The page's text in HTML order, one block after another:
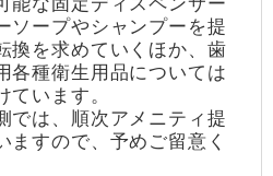
ソープやシャンプーを提
換を求めていくほか、歯
各種衛生用品については
ています。
では、順次アメニティ提
ますので、予めご留意く